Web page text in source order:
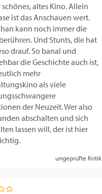
schönes, altes Kino. Allein
ist das Anschauen wert.
kann noch immer die
Und Stunts, die hat
drauf. So banal und
die Geschichte auch ist,
mehr
als viele
der Neuzeit. Wer also
abschalten und sich
lassen will, der ist hier
ungeprüfte Kritik